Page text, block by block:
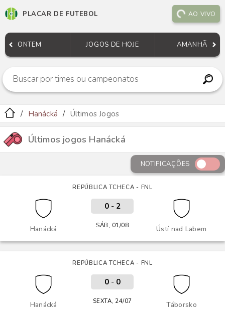
PLACAR DE FUTEBOL AO VIVO
ONTEM JOGOS DE HOJE AMANHÃ
Hanácká Últimos Jogos
Últimos jogos Hanácká
NOTIFICAÇÕES
REPÚBLICA TCHECA - FNL
Hanácká Ústí nad Labem
0- 2
SÁB, 01/08
REPÚBLICA TCHECA - FNL
Hanácká Táborsko
0- 0
SEXTA, 24/07